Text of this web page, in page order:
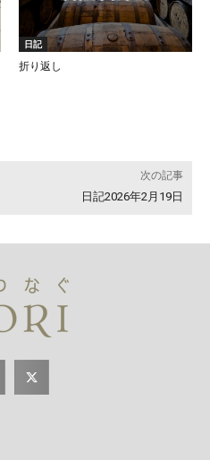
日記
折り返し
次の記事
日記2026年2月19日